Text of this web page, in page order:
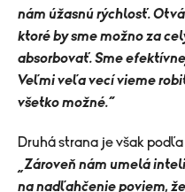
nám úžasnú rýchlosť.
ktoré by sme možno za
absorbovať. Sme
Veľmi veľa vecí vieme
všetko možné.“
Druhá strana je však
„Zároveň nám umelá
na nadľahčenie poviem,